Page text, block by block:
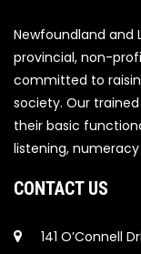
Newfoundland and
provincial, non-
committed to
society. Our
their basic
listening,
CONTACT US
141 O’Connell